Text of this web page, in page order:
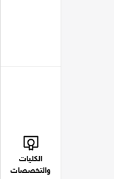
الكليات
والتخصصات